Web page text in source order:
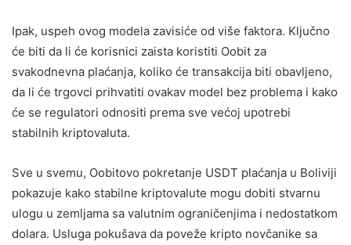
Ipak, uspeh ovog modela zavisiće od više faktora. Ključno
će biti da li će korisnici zaista koristiti Oobit za
svakodnevna plaćanja, koliko će transakcija biti obavljeno,
da li će trgovci prihvatiti ovakav model bez problema i kako
će se regulatori odnositi prema sve većoj upotrebi
stabilnih kriptovaluta.
Sve u svemu, Oobitovo pokretanje USDT plaćanja u Boliviji
pokazuje kako stabilne kriptovalute mogu dobiti stvarnu
ulogu u zemljama sa valutnim ograničenjima i nedostatkom
dolara. Usluga pokušava da poveže kripto novčanike sa